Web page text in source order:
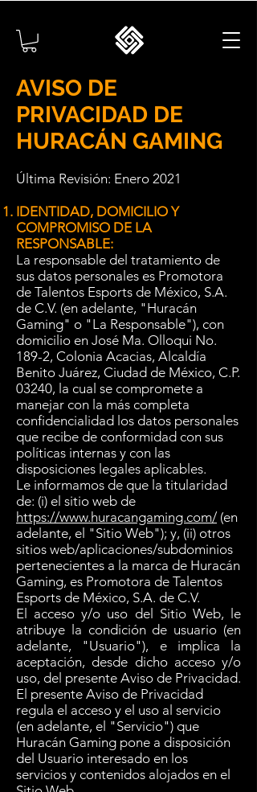
AVISO DE
PRIVACIDAD DE
HURACÁN GAMING
Última Revisión: Enero 2021
IDENTIDAD, DOMICILIO Y
COMPROMISO DE LA
RESPONSABLE:
La responsable del tratamiento de
sus datos personales es Promotora
de Talentos Esports de México, S.A.
de C.V. (en adelante, "Huracán
Gaming" o "La Responsable"), con
domicilio en José Ma. Olloqui No.
189-2, Colonia Acacias, Alcaldía
Benito Juárez, Ciudad de México, C.P.
03240, la cual se compromete a
manejar con la más completa
confidencialidad los datos personales
que recibe de conformidad con sus
políticas internas y con las
disposiciones legales aplicables.
Le informamos de que la titularidad
de: (i) el sitio web de
https://www.huracangaming.com/ (en
adelante, el "Sitio Web"); y, (ii) otros
sitios web/aplicaciones/subdominios
pertenecientes a la marca de Huracán
Gaming, es Promotora de Talentos
Esports de México, S.A. de C.V.
El acceso y/o uso del Sitio Web, le
atribuye la condición de usuario (en
adelante, "Usuario"), e implica la
aceptación, desde dicho acceso y/o
uso, del presente Aviso de Privacidad.
El presente Aviso de Privacidad
regula el acceso y el uso al servicio
(en adelante, el "Servicio") que
Huracán Gaming pone a disposición
del Usuario interesado en los
servicios y contenidos alojados en el